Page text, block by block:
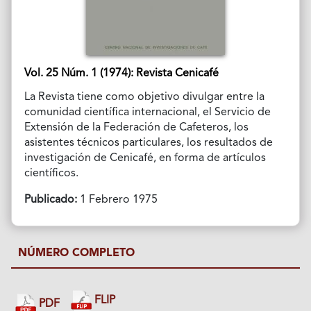
Vol. 25 Núm. 1 (1974): Revista Cenicafé
La Revista tiene como objetivo divulgar entre la
comunidad científica internacional, el Servicio de
Extensión de la Federación de Cafeteros, los
asistentes técnicos particulares, los resultados de
investigación de Cenicafé, en forma de artículos
científicos.
Publicado:1 Febrero 1975
NÚMERO COMPLETO
PDF FLIP